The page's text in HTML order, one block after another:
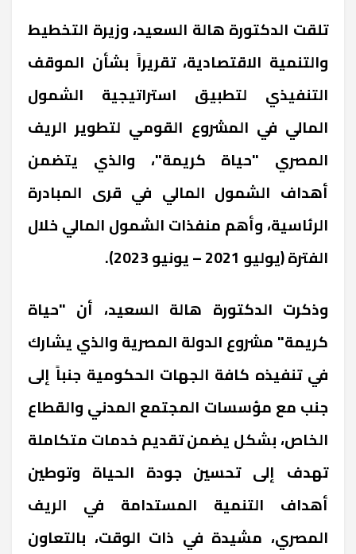
تلقت الدكتورة هالة السعيد، وزيرة التخطيط
والتنمية الاقتصادية، تقريراً بشأن الموقف
التنفيذي لتطبيق استراتيجية الشمول
المالي في المشروع القومي لتطوير الريف
المصري "حياة كريمة"، والذي يتضمن
أهداف الشمول المالي في قرى المبادرة
الرئاسية، وأهم منفذات الشمول المالي خلال
الفترة (يوليو 2021 – يونيو 2023).
وذكرت الدكتورة هالة السعيد، أن "حياة
كريمة" مشروع الدولة المصرية والذي يشارك
في تنفيذه كافة الجهات الحكومية جنباً إلى
جنب مع مؤسسات المجتمع المدني والقطاع
الخاص، بشكل يضمن تقديم خدمات متكاملة
تهدف إلى تحسين جودة الحياة وتوطين
أهداف التنمية المستدامة في الريف
المصري، مشيدة في ذات الوقت، بالتعاون